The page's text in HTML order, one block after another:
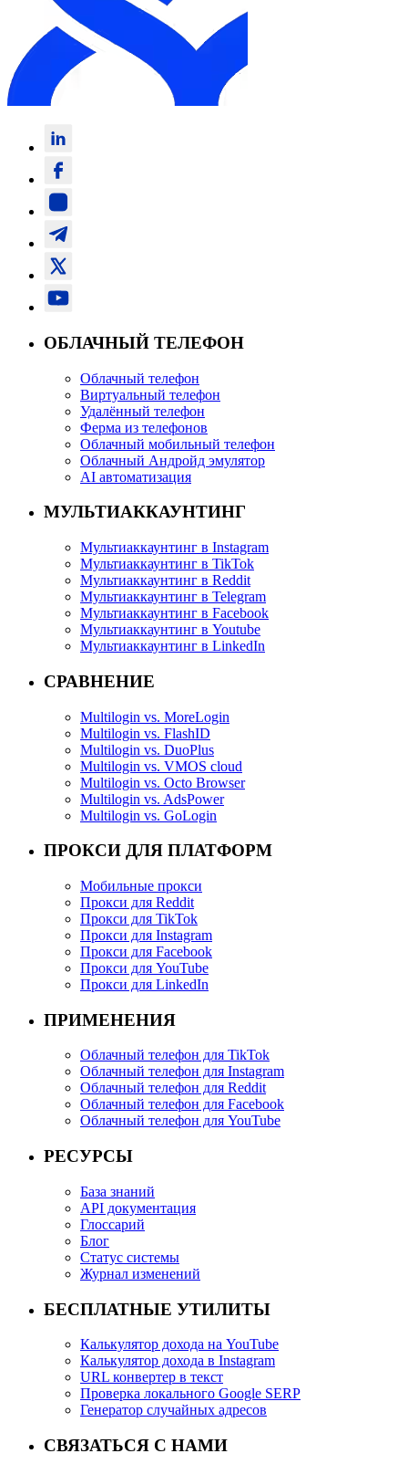
ОБЛАЧНЫЙ ТЕЛЕФОН
Облачный телефон
Виртуальный телефон
Удалённый телефон
Ферма из телефонов
Облачный мобильный телефон
Облачный Андройд эмулятор
AI автоматизация
МУЛЬТИАККАУНТИНГ
Мультиаккаунтинг в Instagram
Мультиаккаунтинг в TikTok
Мультиаккаунтинг в Reddit
Мультиаккаунтинг в Telegram
Мультиаккаунтинг в Facebook
Мультиаккаунтинг в Youtube
Мультиаккаунтинг в LinkedIn
СРАВНЕНИЕ
Multilogin vs. MoreLogin
Multilogin vs. FlashID
Multilogin vs. DuoPlus
Multilogin vs. VMOS cloud
Multilogin vs. Octo Browser
Multilogin vs. AdsPower
Multilogin vs. GoLogin
ПРОКСИ ДЛЯ ПЛАТФОРМ
Мобильные прокси
Прокси для Reddit
Прокси для TikTok
Прокси для Instagram
Прокси для Facebook
Прокси для YouTube
Прокси для LinkedIn
ПРИМЕНЕНИЯ
Облачный телефон для TikTok
Облачный телефон для Instagram
Облачный телефон для Reddit
Облачный телефон для Facebook
Облачный телефон для YouTube
РЕСУРСЫ
База знаний
API документация
Глоссарий
Блог
Статус системы
Журнал изменений
БЕСПЛАТНЫЕ УТИЛИТЫ
Калькулятор дохода на YouTube
Калькулятор дохода в Instagram
URL конвертер в текст
Проверка локального Google SERP
Генератор случайных адресов
СВЯЗАТЬСЯ С НАМИ